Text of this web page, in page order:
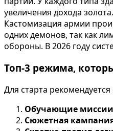
увеличения дохода золота.
Кастомизация армии
одних демонов, так как
обороны. В 2026 году
Топ-3 режима,
Для старта
Обучающие
Сюжетная